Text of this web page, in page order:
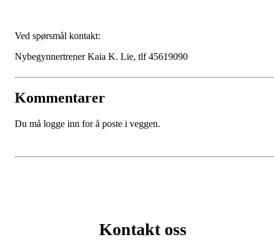
Ved spørsmål kontakt:
Nybegynnertrener Kaia K. Lie, tlf 45619090
Kommentarer
Du må logge inn for å poste i veggen.
Kontakt oss